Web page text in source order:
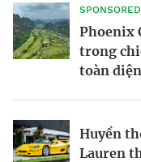
SPONSORED
Phoenix
trong
toàn
Huyền
Lauren
Morgan
đại trong
Phòng
nghiệm
Victor
điện ảnh